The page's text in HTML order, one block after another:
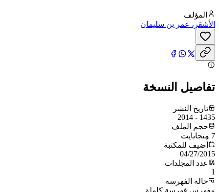
المؤلف
الأشقر، عمر بن سليمان
تفاصيل النسخة
تاريخ النشر
1435 - 2014
حجم الملف
7 ميجابايت
أُضيف للمكتبة
04/27/2015
عدد المجلدات
1
حالة الفهرسة
مفهرس فهرسة كاملة